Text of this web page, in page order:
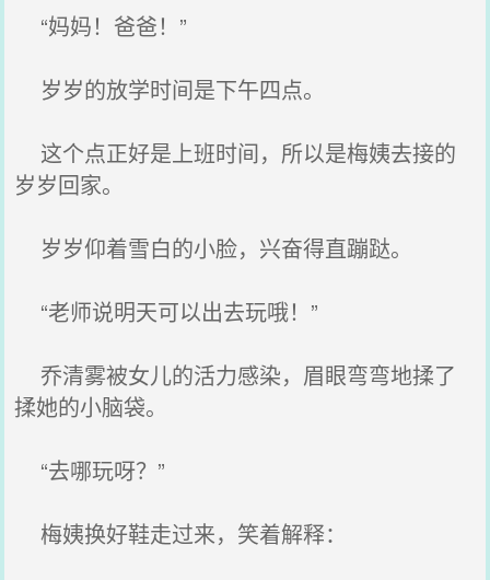
“妈妈！爸爸！”
岁岁的放学时间是下午四点。
这个点正好是上班时间，所以是梅姨去接的
岁岁回家。
岁岁仰着雪白的小脸，兴奋得直蹦跶。
“老师说明天可以出去玩哦！”
乔清雾被女儿的活力感染，眉眼弯弯地揉了
揉她的小脑袋。
“去哪玩呀？”
梅姨换好鞋走过来，笑着解释：